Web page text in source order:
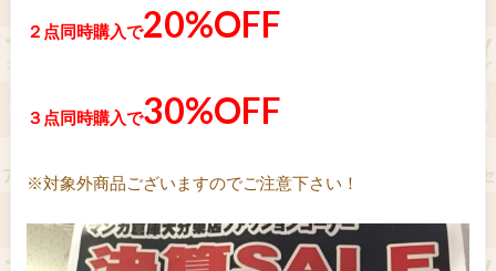
２点同時購入で20%OFF
３点同時購入で30%OFF
※対象外商品ございますのでご注意下さい！